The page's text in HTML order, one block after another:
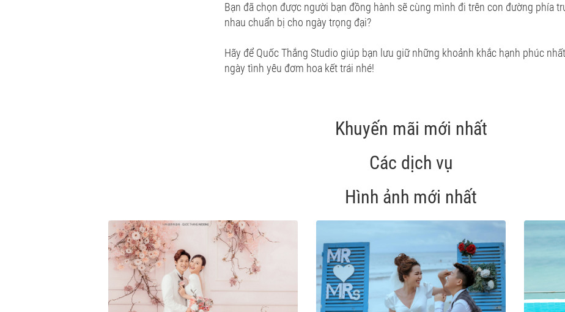
Bạn đã chọn được người bạn đồng hành sẽ cùng mình đi trên con đường phía
nhau chuẩn bị cho ngày trọng đại?
Hãy để Quốc Thắng Studio giúp bạn lưu giữ những khoảnh khắc hạnh phúc
ngày tình yêu đơm hoa kết trái nhé!
Khuyến mãi mới nhất
Các dịch vụ
Hình ảnh mới nhất